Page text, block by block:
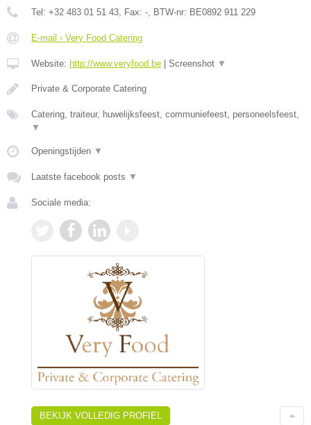
Tel: +32 483 01 51 43, Fax: -, BTW-nr: BE0892 911 229
E-mail › Very Food Catering
Website: http://www.veryfood.be Screenshot ▼
Private & Corporate Catering
Catering, traiteur, huwelijksfeest, communiefeest, personeelsfeest,
▼
Openingstijden ▼
Laatste facebook posts ▼
Sociale media:
BEKIJK VOLLEDIG PROFIEL